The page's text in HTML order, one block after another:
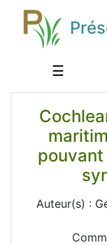
☰
Auteur(s) :